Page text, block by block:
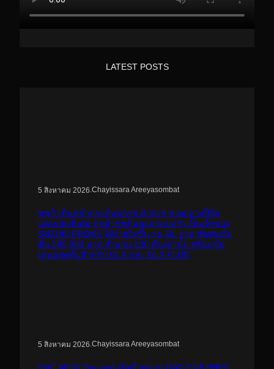
LATEST POSTS
5 สิงหาคม 2026.Chayissara Areeyasombat
ซูซูกิ เดินหน้ากระตุ้นตลาด B-SUV ช่วงกลางปีจัด
แคมเปญพิเศษ ลูกค้าซูซูกิและครอบครัวเป็นเจ้าของ
SUZUKI FRONX ได้ง่ายยิ่งขึ้น รุ่น GL ราคาพิเศษเริ่ม
ต้น 599,000 บาท จำนวน 200 คันเท่านั้น พร้อมข้อ
เสนอสุดคุ้มสำหรับ GLX และ GLX PLUS
5 สิงหาคม 2026.Chayissara Areeyasombat